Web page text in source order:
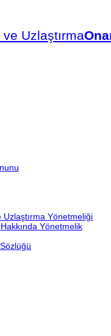
Yönetmeliği
Yönetmelik